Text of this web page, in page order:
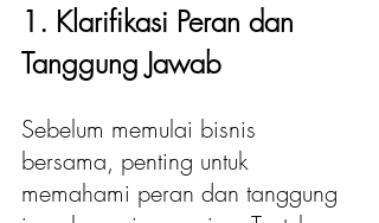
1. Klarifikasi Peran dan
Tanggung Jawab
Sebelum memulai bisnis
bersama, penting untuk
memahami peran dan tanggung